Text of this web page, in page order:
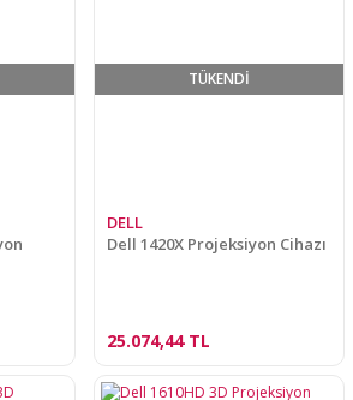
TÜKENDİ
DELL
Dell 1420X Projeksiyon Cihazı
25.074,44 TL